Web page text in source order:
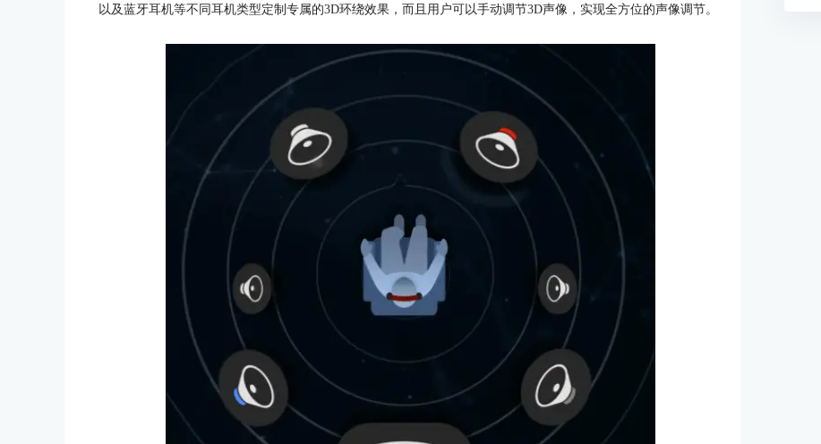
以及蓝牙耳机等不同耳机类型定制专属的3D环绕效果，而且用户可以手动调节3D声像，实现全方位的声像调节。